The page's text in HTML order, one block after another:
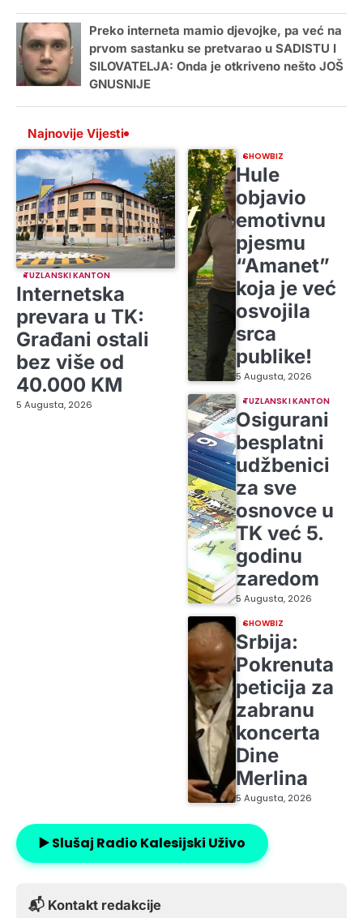
Preko interneta mamio djevojke, pa već na
prvom sastanku se pretvarao u SADISTU I
SILOVATELJA: Onda je otkriveno nešto JOŠ
GNUSNIJE
Najnovije Vijesti
TUZLANSKI KANTON
Internetska
prevara u TK:
Građani ostali
bez više od
40.000 KM
5 Augusta, 2026
SHOWBIZ
Hule
objavio
emotivnu
pjesmu
“Amanet”
koja je već
osvojila
srca
publike!
5 Augusta, 2026
TUZLANSKI KANTON
Osigurani
besplatni
udžbenici
za sve
osnovce u
TK već 5.
godinu
zaredom
5 Augusta, 2026
SHOWBIZ
Srbija:
Pokrenuta
peticija za
zabranu
koncerta
Dine
Merlina
5 Augusta, 2026
▶️ Slušaj Radio Kalesijski Uživo
📬 Kontakt redakcije